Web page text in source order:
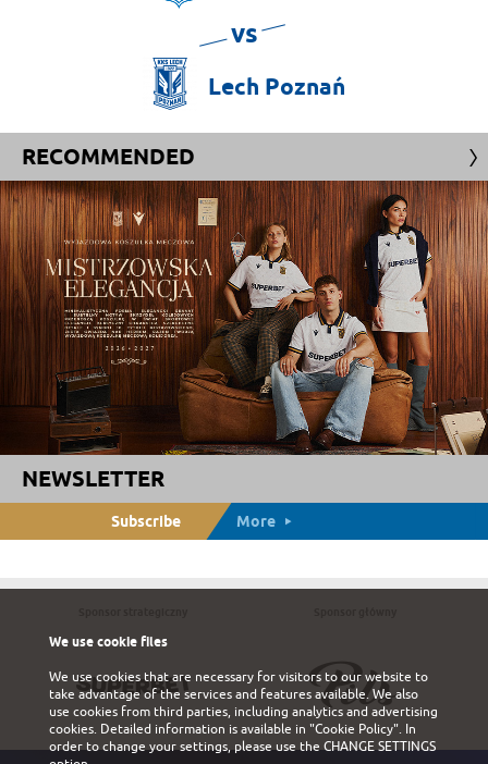
vs
Lech Poznań
RECOMMENDED
NEWSLETTER
Subscribe More
We use cookie files
We use cookies that are necessary for visitors to our website to
take advantage of the services and features available. We also
use cookies from third parties, including analytics and advertising
cookies. Detailed information is available in "Cookie Policy". In
order to change your settings, please use theCHANGE SETTINGS